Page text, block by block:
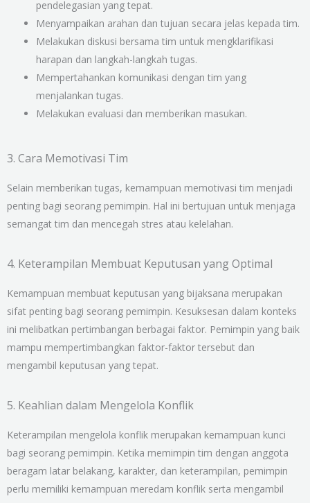
pendelegasian yang tepat.
Menyampaikan arahan dan tujuan secara jelas kepada tim.
Melakukan diskusi bersama tim untuk mengklarifikasi
harapan dan langkah-langkah tugas.
Mempertahankan komunikasi dengan tim yang
menjalankan tugas.
Melakukan evaluasi dan memberikan masukan.
3. Cara Memotivasi Tim
Selain memberikan tugas, kemampuan memotivasi tim menjadi
penting bagi seorang pemimpin. Hal ini bertujuan untuk menjaga
semangat tim dan mencegah stres atau kelelahan.
4. Keterampilan Membuat Keputusan yang Optimal
Kemampuan membuat keputusan yang bijaksana merupakan
sifat penting bagi seorang pemimpin. Kesuksesan dalam konteks
ini melibatkan pertimbangan berbagai faktor. Pemimpin yang baik
mampu mempertimbangkan faktor-faktor tersebut dan
mengambil keputusan yang tepat.
5. Keahlian dalam Mengelola Konflik
Keterampilan mengelola konflik merupakan kemampuan kunci
bagi seorang pemimpin. Ketika memimpin tim dengan anggota
beragam latar belakang, karakter, dan keterampilan, pemimpin
perlu memiliki kemampuan meredam konflik serta mengambil